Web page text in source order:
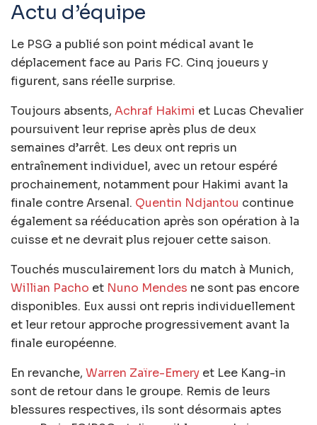
Actu d’équipe
Le PSG a publié son point médical avant le
déplacement face au Paris FC. Cinq joueurs y
figurent, sans réelle surprise.
Toujours absents, Achraf Hakimi et Lucas Chevalier
poursuivent leur reprise après plus de deux
semaines d’arrêt. Les deux ont repris un
entraînement individuel, avec un retour espéré
prochainement, notamment pour Hakimi avant la
finale contre Arsenal. Quentin Ndjantou continue
également sa rééducation après son opération à la
cuisse et ne devrait plus rejouer cette saison.
Touchés musculairement lors du match à Munich,
Willian Pacho et Nuno Mendes ne sont pas encore
disponibles. Eux aussi ont repris individuellement
et leur retour approche progressivement avant la
finale européenne.
En revanche, Warren Zaïre-Emery et Lee Kang-in
sont de retour dans le groupe. Remis de leurs
blessures respectives, ils sont désormais aptes